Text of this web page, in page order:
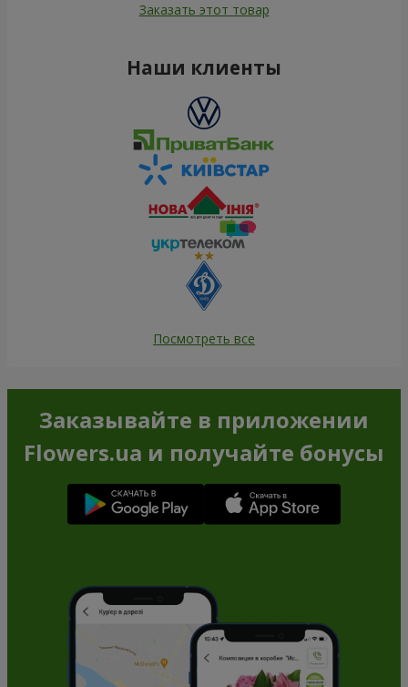
Заказать этот товар
Наши клиенты
Посмотреть все
Заказывайте в приложении
Flowers.ua и получайте бонусы